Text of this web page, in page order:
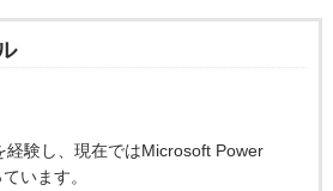
経験し、現在ではMicrosoft Power
います。